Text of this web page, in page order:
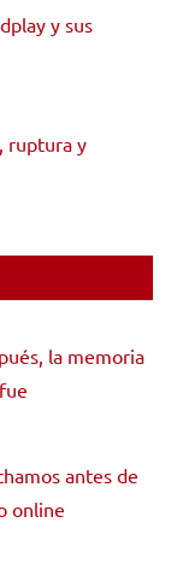
y sus
ruptura y
la memoria
antes de
online